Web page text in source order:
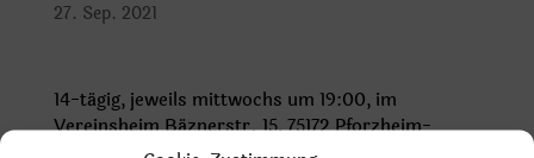
27. Sep. 2021
14-tägig, jeweils mittwochs um 19:00, im
Vereinsheim Bäznerstr. 15, 75172 Pforzheim-